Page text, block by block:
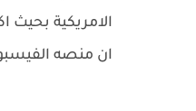
الامريكية
ان منصه